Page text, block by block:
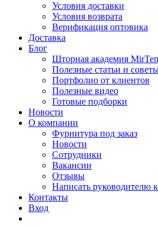
Условия доставки
Условия возврата
Верификация оптовика
Доставка
Блог
Шторная академия
Полезные статьи и
Портфолио от клиентов
Полезные видео
Готовые подборки
Новости
О компании
Фурнитура под заказ
Новости
Сотрудники
Вакансии
Отзывы
Написать руководителю
Контакты
Вход